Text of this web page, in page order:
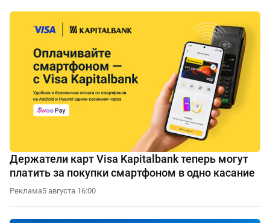
Держатели карт Visa Kapitalbank теперь могут
платить за покупки смартфоном в одно касание
Реклама5 августа 16:00